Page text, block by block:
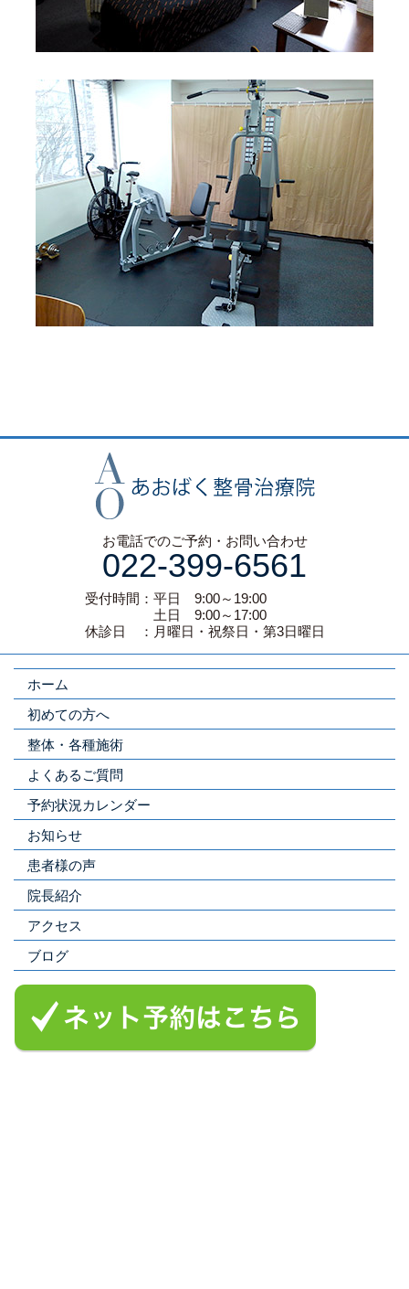
お電話でのご予約・お問い合わせ
022-399-6561
受付時間：平日 9:00～19:00
土日 9:00～17:00
休診日 ：月曜日・祝祭日・第3日曜日
ホーム
初めての方へ
整体・各種施術
よくあるご質問
予約状況カレンダー
お知らせ
患者様の声
院長紹介
アクセス
ブログ